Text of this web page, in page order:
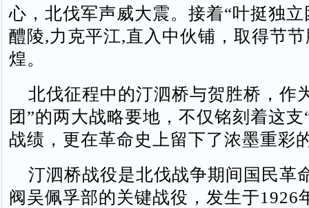
心，北伐军声威大震。接着“叶挺独立
醴陵,力克平江,直入中伙铺，取得节
煌。
北伐征程中的汀泗桥与贺胜桥，作
团”的两大战略要地，不仅铭刻着这支
战绩，更在革命史上留下了浓墨重彩
汀泗桥战役是北伐战争期间国民革
阀吴佩孚部的关键战役，发生于1926